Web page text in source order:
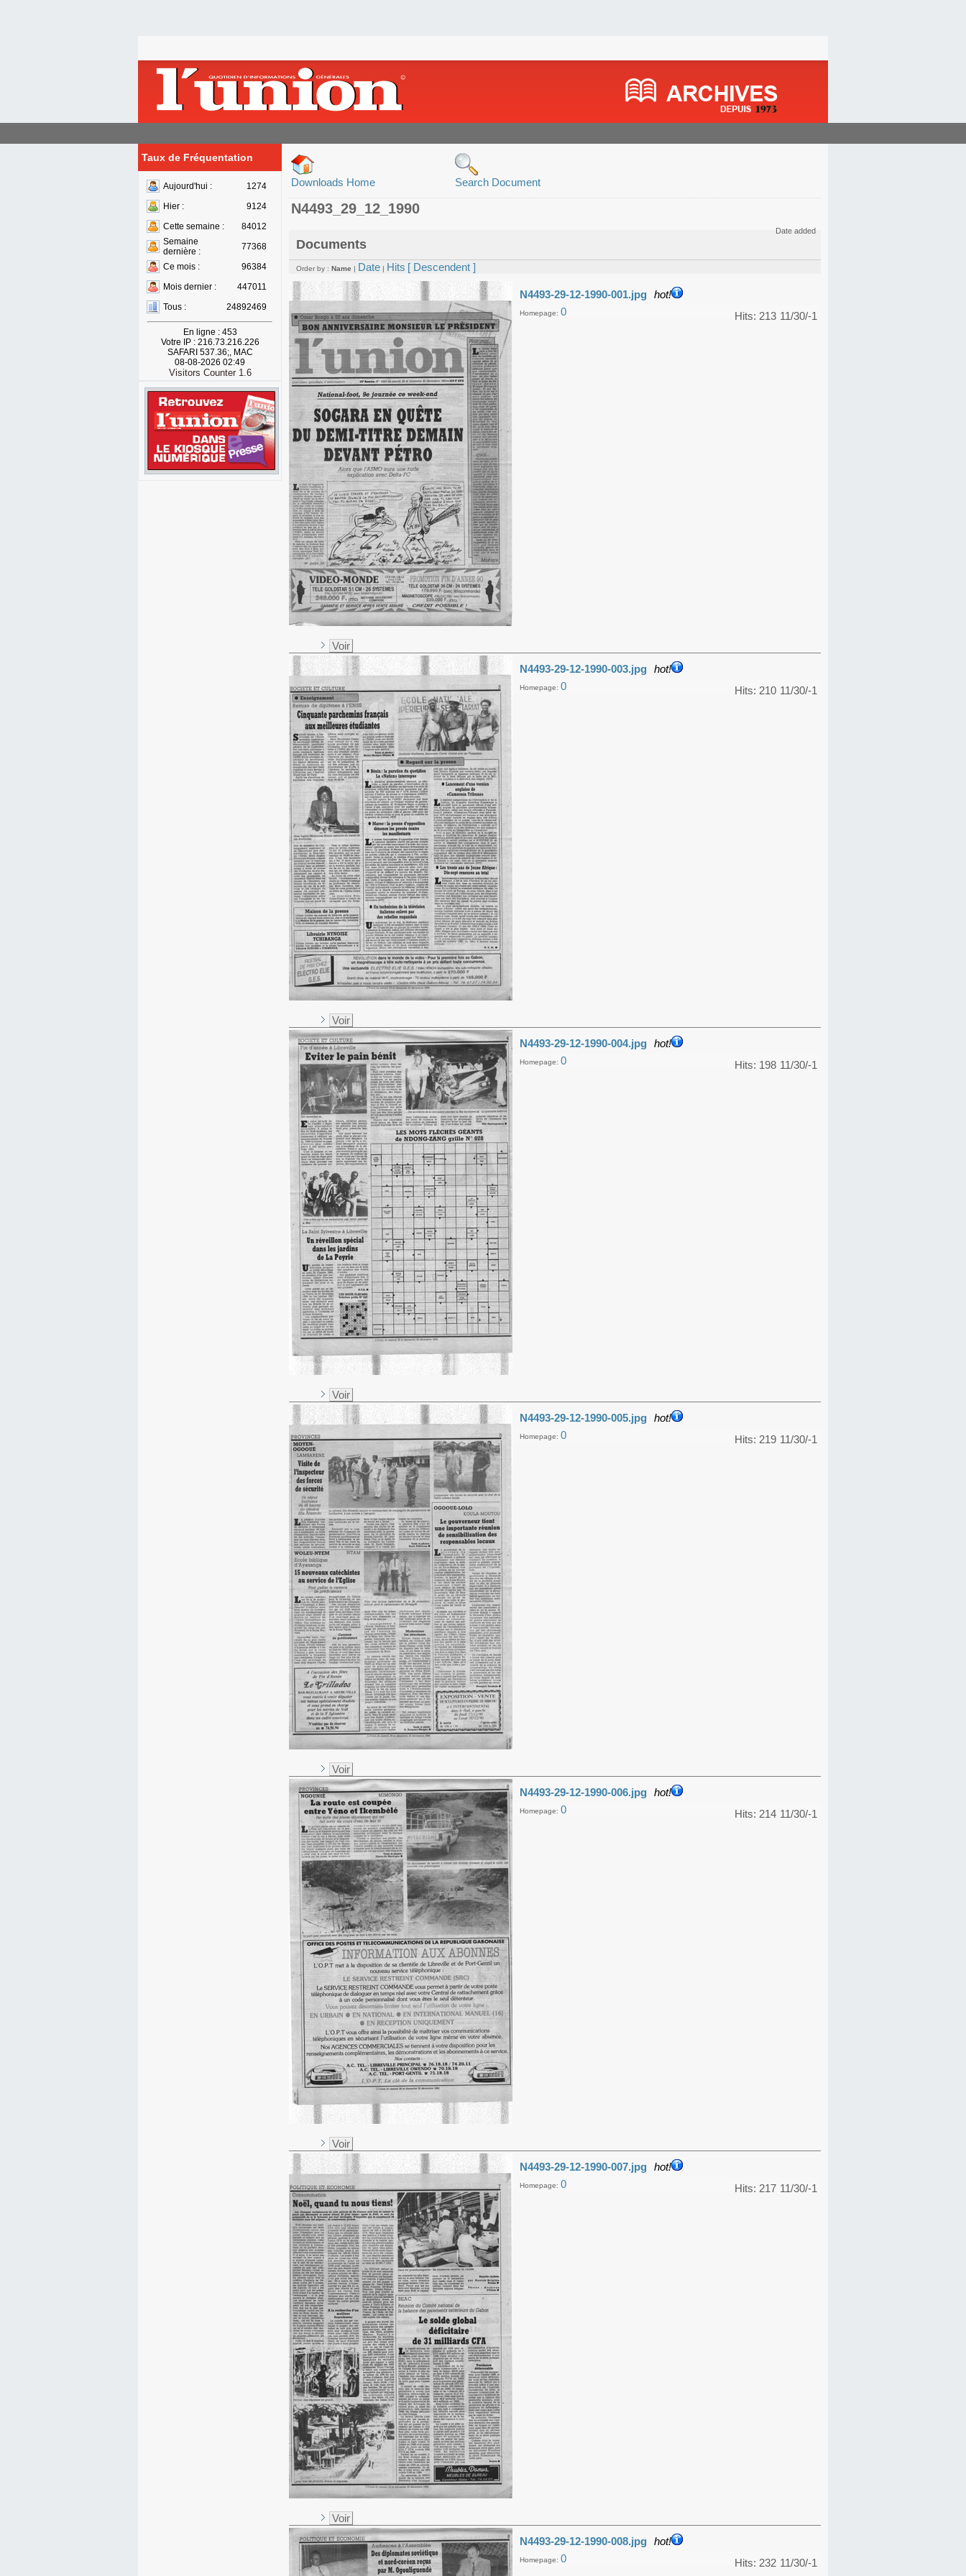
Taux de Fréquentation
Aujourd'hui :
1274
Hier :
9124
Cette semaine :
84012
Semaine
dernière :
77368
Ce mois :
96384
Mois dernier :
447011
Tous :
24892469
En ligne : 453
Votre IP : 216.73.216.226
SAFARI 537.36;, MAC
08-08-2026 02:49
Visitors Counter 1.6
Downloads Home Search Document
N4493_29_12_1990
Documents
Date added
Order by : Name | Date | Hits [ Descendent ]
N4493-29-12-1990-001.jpg hot!
11/30/-1
Hits: 213
Homepage: 0
Voir
N4493-29-12-1990-003.jpg hot!
11/30/-1
Hits: 210
Homepage: 0
Voir
N4493-29-12-1990-004.jpg hot!
11/30/-1
Hits: 198
Homepage: 0
Voir
N4493-29-12-1990-005.jpg hot!
11/30/-1
Hits: 219
Homepage: 0
Voir
N4493-29-12-1990-006.jpg hot!
11/30/-1
Hits: 214
Homepage: 0
Voir
N4493-29-12-1990-007.jpg hot!
11/30/-1
Hits: 217
Homepage: 0
Voir
N4493-29-12-1990-008.jpg hot!
11/30/-1
Hits: 232
Homepage: 0